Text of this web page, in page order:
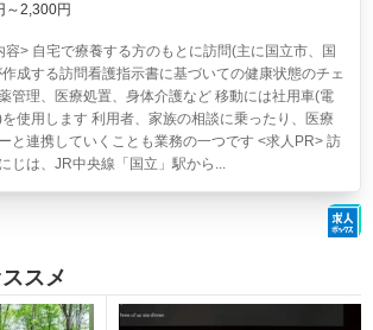
～2,300円
容> 自宅で療養する方のもとに訪問(主に国立市、国
成する訪問看護指示書に基づいての健康状態のチェ
管理、医療処置、身体介護など 移動には社用車(電
使用します 利用者、家族の相談に乗ったり、医療
と連携していくことも業務の一つです <求人PR> 訪
じは、JR中央線「国立」駅から...
スメ